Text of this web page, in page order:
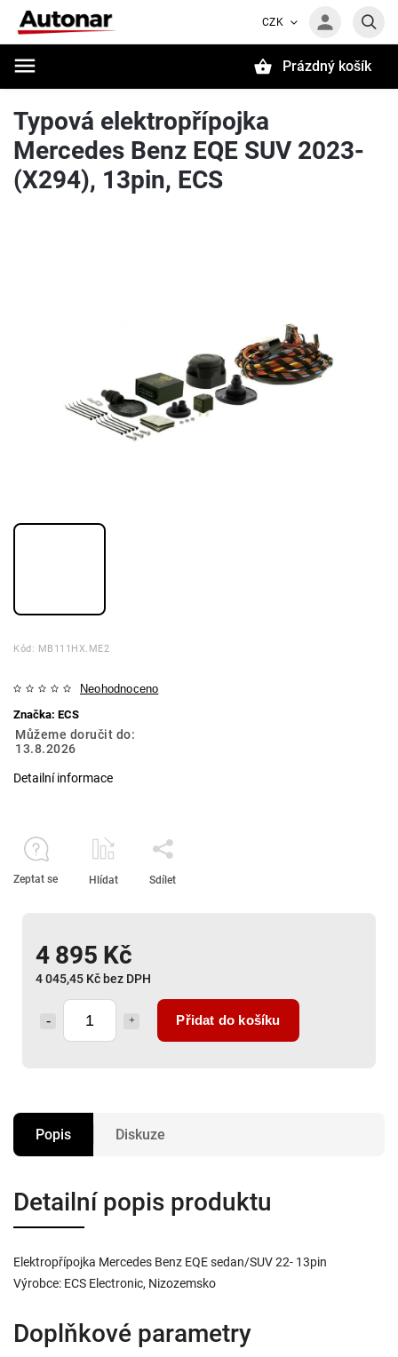
CZK
Prázdný košík
Typová elektropřípojka
Mercedes Benz EQE SUV 2023-
(X294), 13pin, ECS
Kód: MB111HX.ME2
Neohodnoceno
Značka: ECS
4 895 Kč
4 045,45 Kč bez DPH
Přidat do košíku
Můžeme doručit do:
13.8.2026
Detailní informace
Zeptat se Hlídat Sdílet
Popis Diskuze
Detailní popis produktu
Elektropřípojka Mercedes Benz EQE sedan/SUV 22- 13pin
Výrobce: ECS Electronic, Nizozemsko
Doplňkové parametry